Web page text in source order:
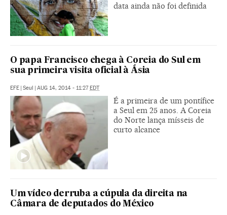
data ainda não foi definida
O papa Francisco chega à Coreia do Sul em
sua primeira visita oficial à Ásia
EFE | Seul | AUG 14, 2014 - 11:27EDT
É a primeira de um pontífice
a Seul em 25 anos. A Coreia
do Norte lança mísseis de
curto alcance
Um vídeo derruba a cúpula da direita na
Câmara de deputados do México